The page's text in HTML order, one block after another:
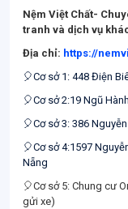
Nệm Việt Chất-
tranh và dịch vụ
Địa chỉ: https://
🎈Cơ sở 1: 448 Điện
🎈Cơ sở 2:19 Ngũ
🎈Cơ sở 3: 386
🎈Cơ sở 4:1597
Nẵng
🎈Cơ sở 5: Chung cư
gửi xe)